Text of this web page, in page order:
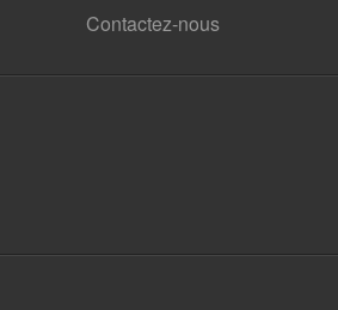
Contactez-nous